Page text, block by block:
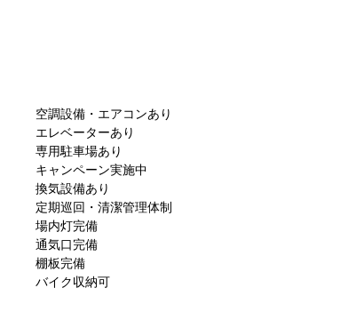
空調設備・エアコンあり
エレベーターあり
専用駐車場あり
キャンペーン実施中
換気設備あり
定期巡回・清潔管理体制
場内灯完備
通気口完備
棚板完備
バイク収納可